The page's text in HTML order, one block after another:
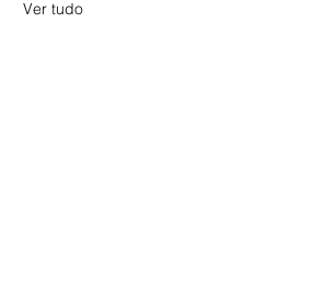
Ver tudo